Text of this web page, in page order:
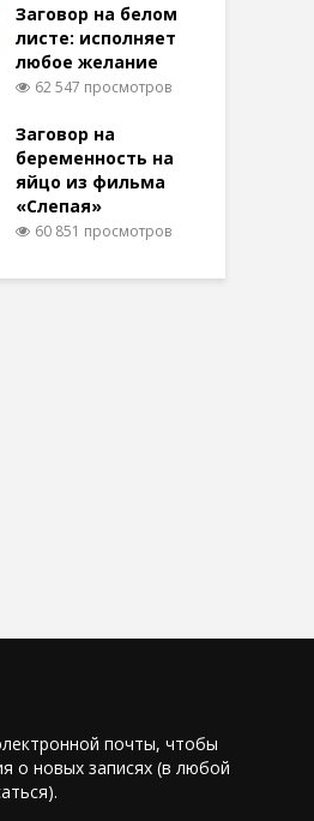
Заговор на белом
листе: исполняет
любое желание
62 547 просмотров
Заговор на
беременность на
яйцо из фильма
«Слепая»
60 851 просмотров
почты, чтобы
о новых записях (в любой